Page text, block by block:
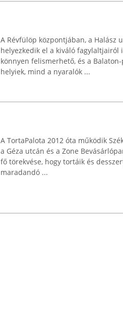
A Révfülöp központjában, a Halász
helyezkedik el a kiváló fagylaltjairól
könnyen felismerhető, és a
helyiek, mind a nyaralók ...
A TortaPalota 2012 óta működik
a Géza utcán és a Zone
fő törekvése, hogy tortáik és
maradandó ...